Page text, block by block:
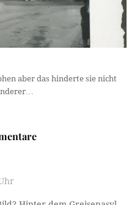
aber das hinderte sie nicht